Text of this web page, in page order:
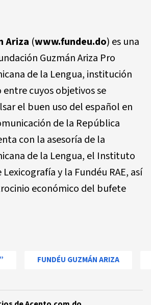
Ariza (www.fundeu.do) es una
Guzmán Ariza Pro
de la Lengua, institución
entre cuyos objetivos se
el buen uso del español en
de la República
con la asesoría de la
de la Lengua, el Instituto
Lexicografía y la Fundéu RAE, así
económico del bufete
FUNDÉU GUZMÁN ARIZA